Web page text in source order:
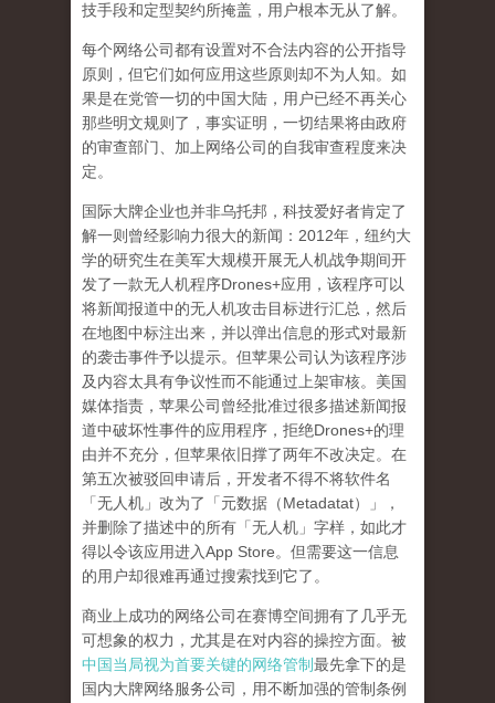
技手段和定型契约所掩盖，用户根本无从了解。
每个网络公司都有设置对不合法内容的公开指导
原则，但它们如何应用这些原则却不为人知。如
果是在党管一切的中国大陆，用户已经不再关心
那些明文规则了，事实证明， 一切结果将由政府
的审查部门、加上网络公司的自我审查程度来决
定。
国际大牌企业也并非乌托邦，科技爱好者肯定了
解一则曾经影响力很大的新闻： 2012年，纽约大
学的研究生在美军大规模开展无人机战争期间开
发了一款无人机程序Drones+应用，该程序可以
将新闻报道中的无人机攻击目标进行汇总，然后
在地图中标注出来，并以弹出信息的形式对最新
的袭击事件予以提示。但苹果公司认为该程序涉
及内容太具有争议性而不能通过上架审核。美国
媒体指责，苹果公司曾经批准过很多描述新闻报
道中破坏性事件的应用程序，拒绝Drones+的理
由并不充分，但苹果依旧撑了两年不改决定。在
第五次被驳回申请后，开发者不得不将软件名
「无人机」改为了「元数据（Metadatat）」，
并删除了描述中的所有「无人机」字样，如此才
得以令该应用进入App Store。但需要这一信息
的用户却很难再通过搜索找到它了。
商业上成功的网络公司在赛博空间拥有了几乎无
可想象的权力，尤其是在对内容的操控方面。被
中国当局视为首要关键的网络管制最先拿下的是
国内大牌网络服务公司 ，用不断加强的管制条例